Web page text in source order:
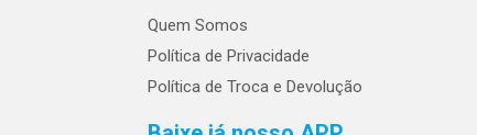
Quem Somos
Política de Privacidade
Política de Troca e Devolução